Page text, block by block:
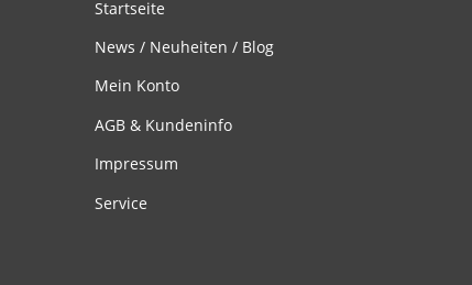
Startseite
News / Neuheiten / Blog
Mein Konto
AGB & Kundeninfo
Impressum
Service